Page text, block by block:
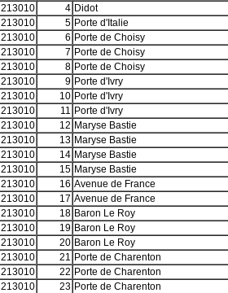
213010 4 Didot
213010 5 Porte d'Italie
213010 6 Porte de Choisy
213010 7 Porte de Choisy
213010 8 Porte de Choisy
213010 9 Porte d'Ivry
213010 10 Porte d'Ivry
213010 11 Porte d'Ivry
213010 12 Maryse Bastie
213010 13 Maryse Bastie
213010 14 Maryse Bastie
213010 15 Maryse Bastie
213010 16 Avenue de France
213010 17 Avenue de France
213010 18 Baron Le Roy
213010 19 Baron Le Roy
213010 20 Baron Le Roy
213010 21 Porte de Charenton
213010 22 Porte de Charenton
213010 23 Porte de Charenton